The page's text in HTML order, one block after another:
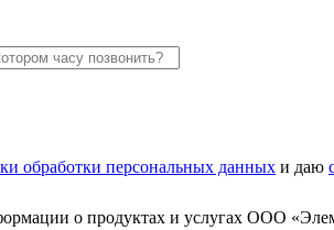
обработки персональных данных и даю
о продуктах и услугах ООО